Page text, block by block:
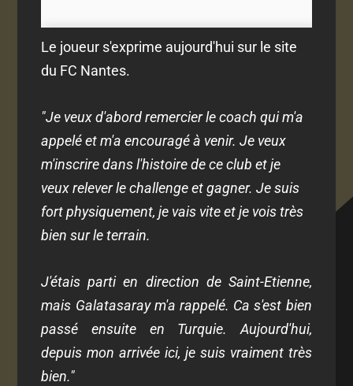
Le joueur s'exprime aujourd'hui sur le site
du FC Nantes.
"Je veux d'abord remercier le coach qui m'a
appelé et m'a encouragé à venir. Je veux
m'inscrire dans l'histoire de ce club et je
veux relever le challenge et gagner. Je suis
fort physiquement, je vais vite et je vois très
bien sur le terrain.
J'étais parti en direction de Saint-Etienne,
mais Galatasaray m'a rappelé. Ca s'est bien
passé ensuite en Turquie. Aujourd'hui,
depuis mon arrivée ici, je suis vraiment très
bien."